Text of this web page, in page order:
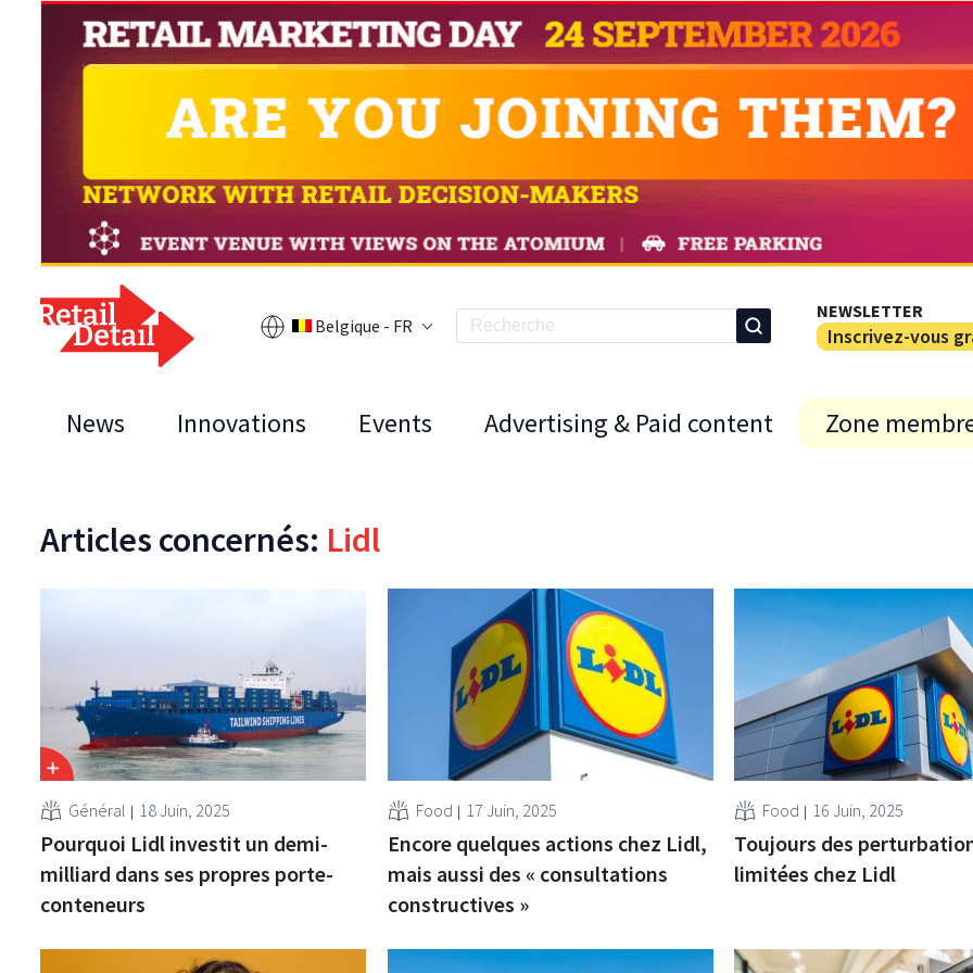
Belgique - FR
NEWSLETTER
Inscrivez-vous
News Innovations Events Advertising & Paid content Zone
Articles concernés: Lidl
Général 18 Juin, 2025
Pourquoi Lidl investit un demi-
milliard dans ses propres porte-
conteneurs
Food 17 Juin, 2025
Encore quelques actions chez Lidl,
mais aussi des « consultations
constructives »
Food 16 Juin, 2025
Toujours des
limitées chez Lidl